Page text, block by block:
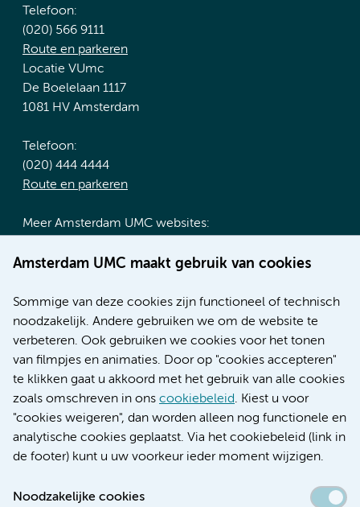
Amsterdam UMC maakt gebruik van cookies
Sommige van deze cookies zijn functioneel of technisch
noodzakelijk. Andere gebruiken we om de website te
verbeteren. Ook gebruiken we cookies voor het tonen
van filmpjes en animaties. Door op "cookies accepteren"
te klikken gaat u akkoord met het gebruik van alle cookies
zoals omschreven in ons cookiebeleid. Kiest u voor
"cookies weigeren", dan worden alleen nog functionele en
analytische cookies geplaatst. Via het cookiebeleid (link in
de footer) kunt u uw voorkeur ieder moment wijzigen.
Noodzakelijke cookies
Telefoon:
(020) 566 9111
Route en parkeren
Locatie VUmc
De Boelelaan 1117
1081 HV Amsterdam
Telefoon:
(020) 444 4444
Route en parkeren
Meer Amsterdam UMC websites:
Werken bij Amsterdam UMC
Nieuws
Research
Educatie locatie AMC
Educatie locatie VUmc
Verwijzen & diagnostiek